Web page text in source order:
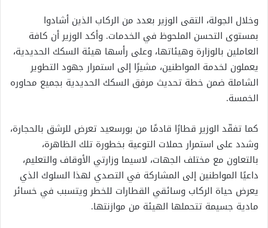
وخلال الجولة، التقى الوزير بعدد من الركاب الذين أشادوا
بمستوى التحسن الملحوظ في الخدمات. وأكد الوزير أن كافة
العاملين بالوزارة وهيئاتها، وعلى رأسها هيئة السكك الحديدية،
يعملون لخدمة المواطنين، مشيرًا إلى استمرار جهود التطوير
الشاملة ضمن خطة تحديث مرفق السكك الحديدية بجميع محاوره
الخمسة.
كما تفقّد الوزير قطارًا قادمًا من بورسعيد تعرض للرشق بالحجارة،
وشدد على استمرار حملات التوعية بخطورة تلك الظاهرة،
بالتعاون مع مختلف الجهات، لاسيما وزارتي الأوقاف والتعليم،
داعيًا المواطنين إلى المشاركة في التصدي لهذا السلوك الذي
يعرض حياة الركاب وسائقي القطارات للخطر ويتسبب في خسائر
مادية جسيمة تتحملها الهيئة من موازنتها.